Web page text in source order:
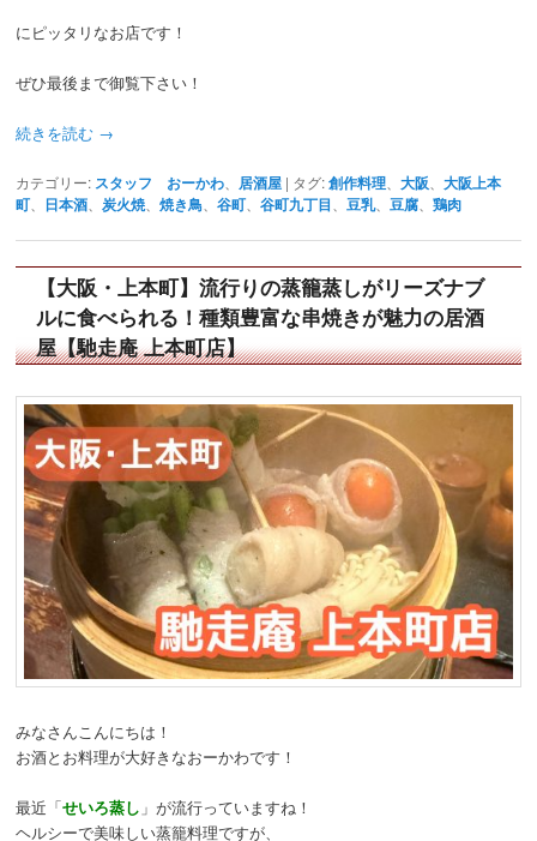
にピッタリなお店です！
ぜひ最後まで御覧下さい！
続きを読む →
カテゴリー: スタッフ おーかわ 居酒屋 | タグ: 創作料理 、大阪 、大阪上本
町、 日本酒 炭火焼 、焼き鳥 、谷町、谷町九丁目 、豆乳、豆腐 、鶏肉
【大阪・上本町】流行りの蒸籠蒸しがリーズナブ
ルに食べられる！種類豊富な串焼きが魅力の居酒
屋【馳走庵 上本町店】
みなさんこんにちは！
お酒とお料理が大好きなおーかわです！
最近「せいろ蒸し 」が流行っていますね！
ヘルシーで美味しい蒸籠料理ですが、